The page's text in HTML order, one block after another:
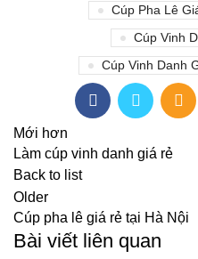
Cúp Pha Lê
Cúp Vinh
Cúp Vinh Danh
Mới hơn
Làm cúp vinh danh giá rẻ
Back to list
Older
Cúp pha lê giá rẻ tại Hà Nội
Bài viết liên quan